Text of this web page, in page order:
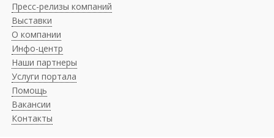
Пресс-релизы компаний
Выставки
О компании
Инфо-центр
Наши партнеры
Услуги портала
Помощь
Вакансии
Контакты